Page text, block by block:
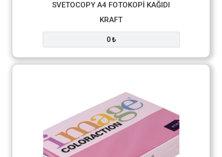
SVETOCOPY A4 FOTOKOPİ KAĞIDI
KRAFT
0 ₺